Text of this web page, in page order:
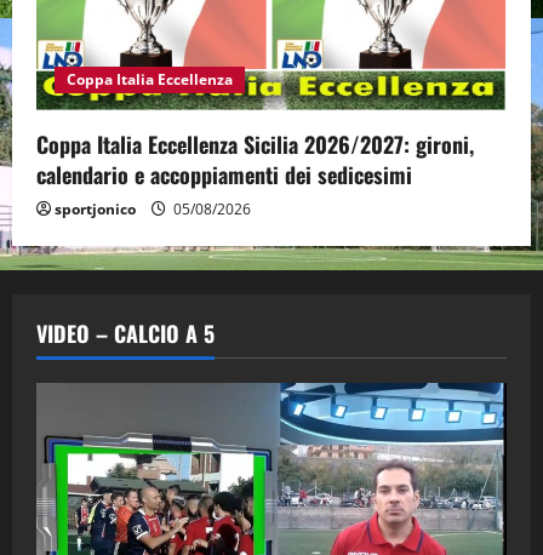
Coppa Italia Eccellenza
Coppa Italia Eccellenza Sicilia 2026/2027: gironi,
calendario e accoppiamenti dei sedicesimi
sportjonico 05/08/2026
VIDEO – CALCIO A 5